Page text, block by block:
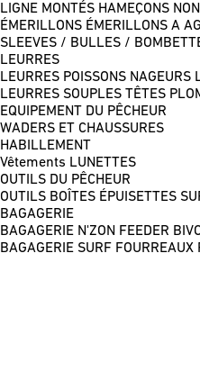
LIGNE MONTÉS HAMEÇONS
ÉMERILLONS ÉMERILLONS A
SLEEVES / BULLES /
LEURRES
LEURRES POISSONS NAGEURS
LEURRES SOUPLES TÊTES
EQUIPEMENT DU PÊCHEUR
WADERS ET CHAUSSURES
HABILLEMENT
Vêtements LUNETTES
OUTILS DU PÊCHEUR
OUTILS BOÎTES ÉPUISETTES
BAGAGERIE
BAGAGERIE N'ZON FEEDER
BAGAGERIE SURF FOURREAUX